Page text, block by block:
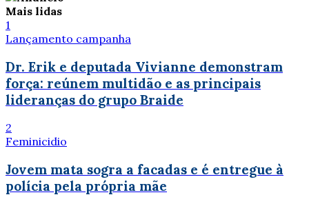
Mais lidas
1
Lançamento campanha
Dr. Erik e deputada Vivianne demonstram
força: reúnem multidão e as principais
lideranças do grupo Braide
2
Feminicidio
Jovem mata sogra a facadas e é entregue à
polícia pela própria mãe